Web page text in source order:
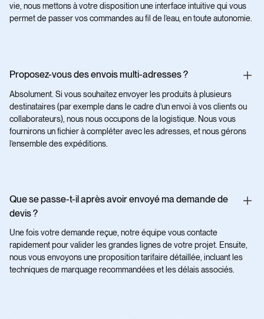
vie, nous mettons à votre disposition une interface intuitive qui vous
permet de passer vos commandes au fil de l’eau, en toute autonomie.
Proposez-vous des envois multi-adresses ?
Absolument. Si vous souhaitez envoyer les produits à plusieurs
destinataires (par exemple dans le cadre d’un envoi à vos clients ou
collaborateurs), nous nous occupons de la logistique. Nous vous
fournirons un fichier à compléter avec les adresses, et nous gérons
l’ensemble des expéditions.
Que se passe-t-il après avoir envoyé ma demande de
devis ?
Une fois votre demande reçue, notre équipe vous contacte
rapidement pour valider les grandes lignes de votre projet. Ensuite,
nous vous envoyons une proposition tarifaire détaillée, incluant les
techniques de marquage recommandées et les délais associés.